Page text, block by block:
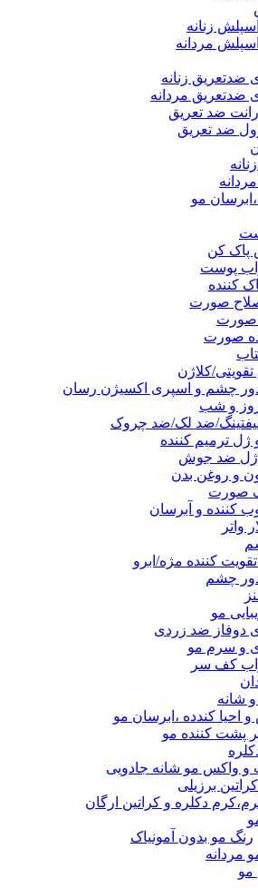
زنانه
مردانه
ضدتعریق زنانه
ضدتعریق مردانه
ضد تعریق
ضد تعریق
مو
پاک کن
پوست
کننده
صورت
صورت
کلاژن
چشم و اسپری اکسیژن رسان
و شب
ضد لک/ضد چروک
ژل ترمیم کننده
ژل ضد جوش
و روغن بدن
صورت
کننده و آبرسان
واتر
کننده مژه/ابرو
چشم
مو
دوفاز ضد زردی
و سرم مو
کف سر
شانه
احیا کندده ،ابرسان مو
پشت کننده مو
واکس مو شانه جادویی
برزیلی
دکلره و کراتین ارگان
رنگ مو بدون آمونیاک
مردانه
مو